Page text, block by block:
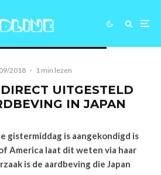
2018 · 1 min lezen
UITGESTELD
IN JAPAN
gistermiddag is aangekondigd is
America laat dit weten via haar
is de aardbeving die Japan